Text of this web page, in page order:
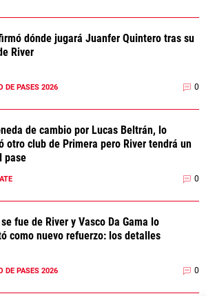
dónde jugará Juanfer Quintero tras su
River
DE PASES 2026 0
de cambio por Lucas Beltrán, lo
otro club de Primera pero River tendrá un
pase
0
fue de River y Vasco Da Gama lo
como nuevo refuerzo: los detalles
DE PASES 2026 0